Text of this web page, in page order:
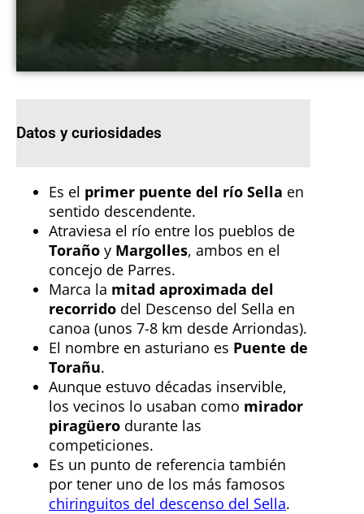
Datos y curiosidades
Es el primer puente del río Sella en
sentido descendente.
Atraviesa el río entre los pueblos de
Toraño y Margolles, ambos en el
concejo de Parres.
Marca la mitad aproximada del
recorrido del Descenso del Sella en
canoa (unos 7-8 km desde Arriondas).
El nombre en asturiano es Puente de
Torañu.
Aunque estuvo décadas inservible,
los vecinos lo usaban como mirador
piragüero durante las
competiciones.
Es un punto de referencia también
por tener uno de los más famosos
chiringuitos del descenso del Sella.